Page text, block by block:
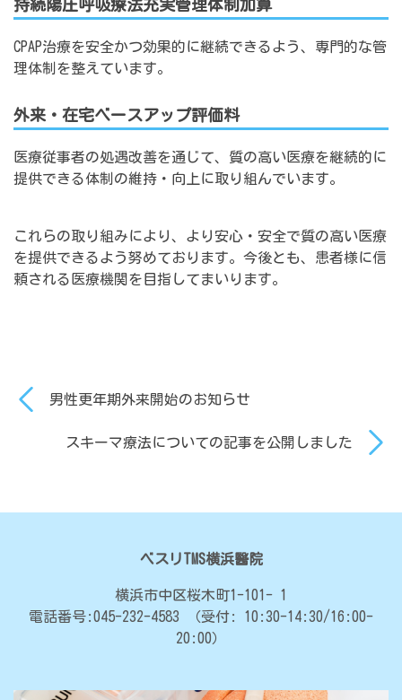
持続陽圧呼吸療法充実管理体制加算
CPAP治療を安全かつ効果的に継続できるよう、専門的な管
理体制を整えています。
外来・在宅ベースアップ評価料
医療従事者の処遇改善を通じて、質の高い医療を継続的に
提供できる体制の維持・向上に取り組んでいます。
これらの取り組みにより、より安心・安全で質の高い医療
を提供できるよう努めております。今後とも、患者様に信
頼される医療機関を目指してまいります。
男性更年期外来開始のお知らせ
スキーマ療法についての記事を公開しました
ベスリTMS横浜醫院
横浜市中区桜木町1-101- 1
電話番号:045-232-4583
（受付: 10:30-14:30/16:00-
20:00）